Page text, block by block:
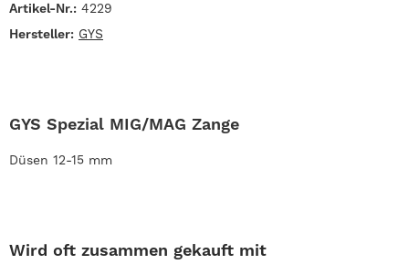
Artikel-Nr.: 4229
Hersteller: GYS
GYS Spezial MIG/MAG Zange
Düsen 12-15 mm
Wird oft zusammen gekauft mit